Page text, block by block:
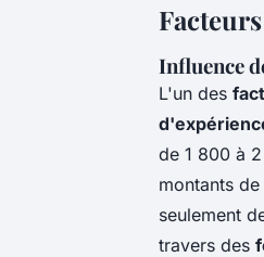
Influence
L'un des
de 1 800 à
montants
seulement
travers des